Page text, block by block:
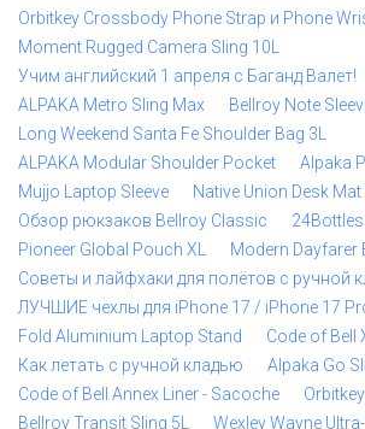
Orbitkey Crossbody Phone Strap и Phone
Moment Rugged Camera Sling 10L
Учим английский 1 апреля с Баганд Валет!
ALPAKA Metro Sling Max
Bellroy Note
Long Weekend Santa Fe Shoulder Bag 3L
ALPAKA Modular Shoulder Pocket
Alpaka
Mujjo Laptop Sleeve
Native Union Desk Mat
Обзор рюкзаков Bellroy Classic
24Bottles
Pioneer Global Pouch XL
Modern Dayfarer
Советы и лайфхаки для полётов с ручной
ЛУЧШИЕ чехлы для iPhone 17 / iPhone 17
Fold Aluminium Laptop Stand
Code of Bell
Как летать с ручной кладью
Alpaka Go
Code of Bell Annex Liner - Sacoche
Bellroy Transit Sling 5L
Wexley Wayne